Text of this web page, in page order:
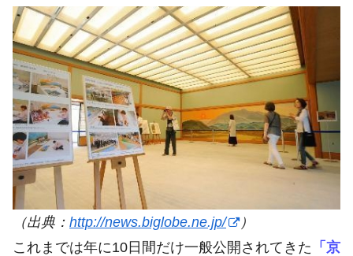
（出典： http://news.biglobe.ne.jp/
）
これまでは年に10日間だけ一般公開されてきた 「京